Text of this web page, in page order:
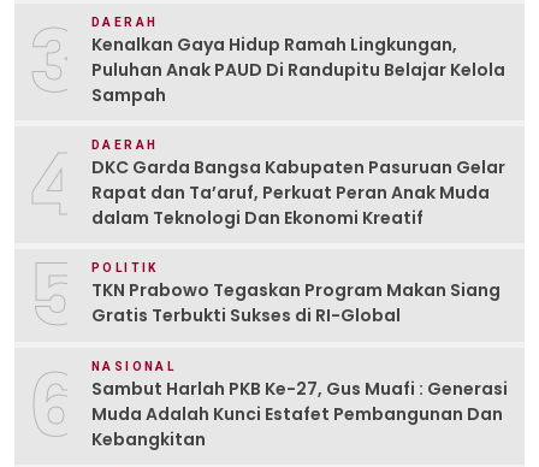
3 DAERAH
Kenalkan Gaya Hidup Ramah Lingkungan,
Puluhan Anak PAUD Di Randupitu Belajar Kelola
Sampah
4 DAERAH
DKC Garda Bangsa Kabupaten Pasuruan Gelar
Rapat dan Ta’aruf, Perkuat Peran Anak Muda
dalam Teknologi Dan Ekonomi Kreatif
5 POLITIK
TKN Prabowo Tegaskan Program Makan Siang
Gratis Terbukti Sukses di RI-Global
6 NASIONAL
Sambut Harlah PKB Ke-27, Gus Muafi : Generasi
Muda Adalah Kunci Estafet Pembangunan Dan
Kebangkitan